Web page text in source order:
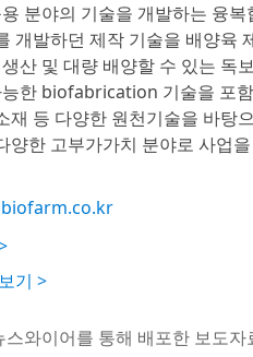
분야의 기술을 개발하는 융
개발하던 제작 기술을 배양육
산 및 대량 배양할 수 있는 독
한 biofabrication 기술을 포
재 등 다양한 원천기술을 바탕
양한 고부가가치 분야로 사업
기 >
스와이어를 통해 배포한 보도